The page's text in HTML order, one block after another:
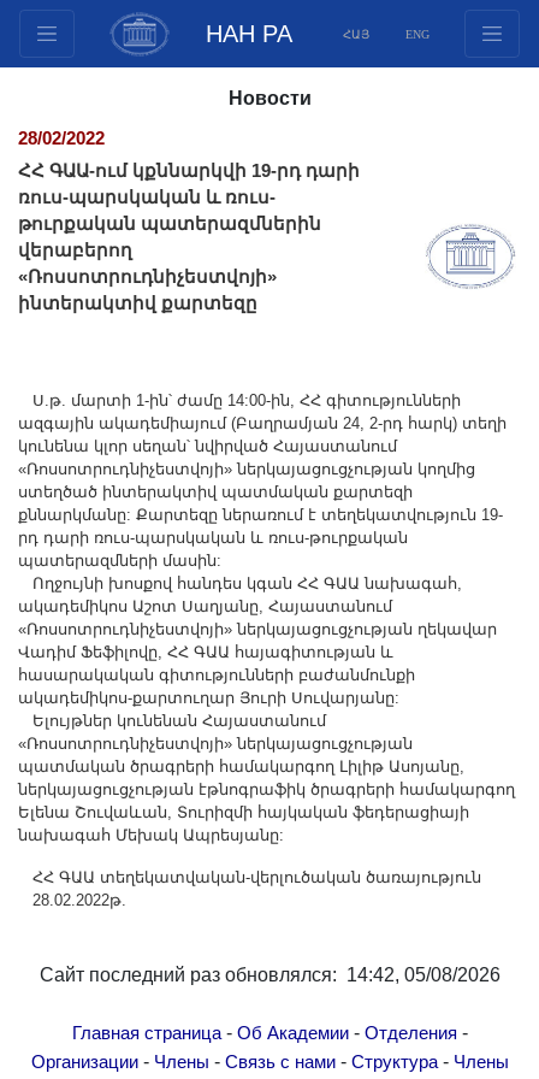
НАН РА ՀԱՅ ENG
Инновационные предложения
Публикации
Фонды
Конференции
Молодежные программы
Фотогалерея
Видеогалерея
Веб ресурсы
Другие академии
Газета "Гитутюн"
Журнал "В мире науки"
Публикации в прессе
Анонсы
Юбилеи
Университеты
Новости
Научные результаты
Ученые диаспоры
Трибуна молодого ученого
Объявления
Карта сайта
Поиск
Новости
28/02/2022
ՀՀ ԳԱԱ-ում կքննարկվի 19-րդ դարի
ռուս-պարսկական և ռուս-
թուրքական պատերազմներին
վերաբերող
«Ռոսսոտրուդնիչեստվոյի»
ինտերակտիվ քարտեզը
Ս.թ. մարտի 1-ին՝ ժամը 14:00-ին, ՀՀ գիտությունների
ազգային ակադեմիայում (Բաղրամյան 24, 2-րդ հարկ) տեղի
կունենա կլոր սեղան՝ նվիրված Հայաստանում
«Ռոսսոտրուդնիչեստվոյի» ներկայացուցչության կողմից
ստեղծած ինտերակտիվ պատմական քարտեզի
քննարկմանը: Քարտեզը ներառում է տեղեկատվություն 19-
րդ դարի ռուս-պարսկական և ռուս-թուրքական
պատերազմների մասին:
Ողջույնի խոսքով հանդես կգան ՀՀ ԳԱԱ նախագահ,
ակադեմիկոս Աշոտ Սաղյանը, Հայաստանում
«Ռոսսոտրուդնիչեստվոյի» ներկայացուցչության ղեկավար
Վադիմ Ֆեֆիլովը, ՀՀ ԳԱԱ հայագիտության և
հասարակական գիտությունների բաժանմունքի
ակադեմիկոս-քարտուղար Յուրի Սուվարյանը:
Ելույթներ կունենան Հայաստանում
«Ռոսսոտրուդնիչեստվոյի» ներկայացուցչության
պատմական ծրագրերի համակարգող Լիլիթ Ասոյանը,
ներկայացուցչության էթնոգրաֆիկ ծրագրերի համակարգող
Ելենա Շուվաևան, Տուրիզմի հայկական ֆեդերացիայի
նախագահ Մեխակ Ապրեսյանը:
ՀՀ ԳԱԱ տեղեկատվական-վերլուծական ծառայություն
28.02.2022թ.
Сайт последний раз обновлялся: 14:42, 05/08/2026
Главная страница- Об Академии- Отделения -
Организации- Члены - Связь с нами- Структура- Члены